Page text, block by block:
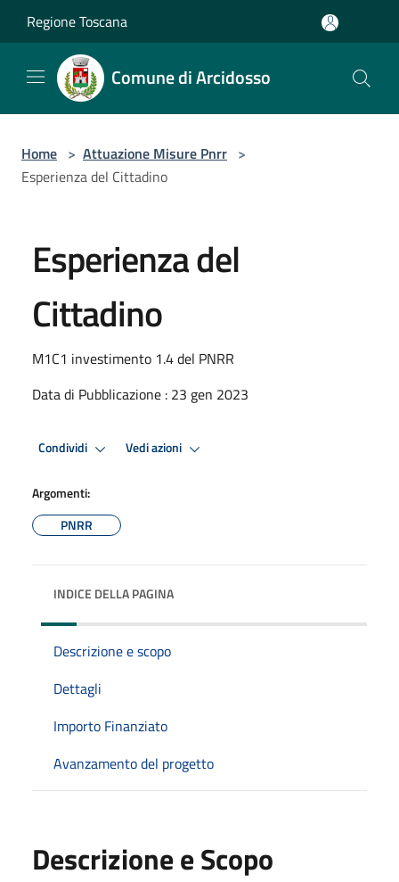
Regione Toscana
Comune di Arcidosso
Home > Attuazione Misure Pnrr >
Esperienza del Cittadino
Esperienza del
Cittadino
M1C1 investimento 1.4 del PNRR
Data di Pubblicazione : 23 gen 2023
Condividi Vedi azioni
Argomenti:
PNRR
INDICE DELLA PAGINA
Descrizione e scopo
Dettagli
Importo Finanziato
Avanzamento del progetto
Descrizione e Scopo